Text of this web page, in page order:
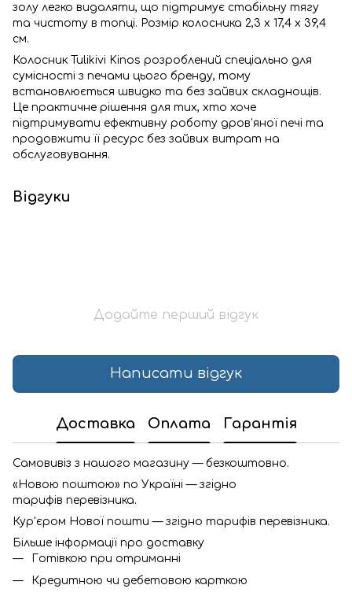
золу легко видаляти, що підтримує стабільну тягу
та чистоту в топці. Розмір колосника 2,3 х 17,4 x 39,4
см.
Колосник Tulikivi Kinos розроблений спеціально для
сумісності з печами цього бренду, тому
встановлюється швидко та без зайвих складнощів.
Це практичне рішення для тих, хто хоче
підтримувати ефективну роботу дров’яної печі та
продовжити її ресурс без зайвих витрат на
обслуговування.
Відгуки
Додайте перший відгук
Написати відгук
Доставка Оплата Гарантія
Самовивіз з нашого магазину — безкоштовно.
«Новою поштою» по Україні — згідно
тарифів перевізника.
Кур'єром Нової пошти — згідно тарифів перевізника.
Більше інформації про доставку
Готівкою при отриманні
Кредитною чи дебетовою карткою